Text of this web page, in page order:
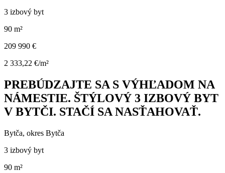
3 izbový byt
90 m²
209 990 €
2 333,22 €/m²
PREBÚDZAJTE SA S VÝHĽADOM NA
NÁMESTIE. ŠTÝLOVÝ 3 IZBOVÝ BYT
V BYTČI. STAČÍ SA NASŤAHOVAŤ.
Bytča, okres Bytča
3 izbový byt
90 m²